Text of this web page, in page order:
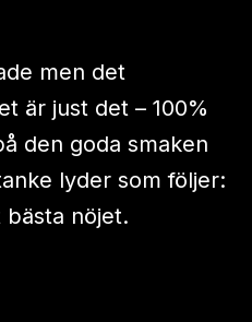
men det
är just det – 100%
den goda smaken
lyder som följer:
bästa nöjet.